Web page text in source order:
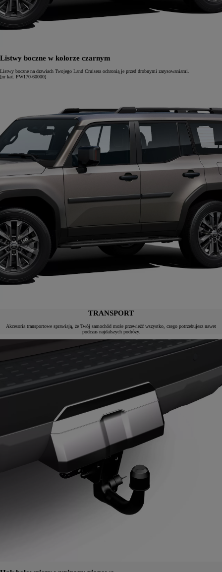
Listwy boczne w kolorze czarnym
Listwy boczne na drzwiach Twojego Land Cruisera ochronią je przed drobnymi zarysowaniami.
[nr kat. PW170-60000]
TRANSPORT
Akcesoria transportowe sprawiają, że Twój samochód może przewieźć wszystko, czego potrzebujesz nawet
podczas najdalszych podróży.